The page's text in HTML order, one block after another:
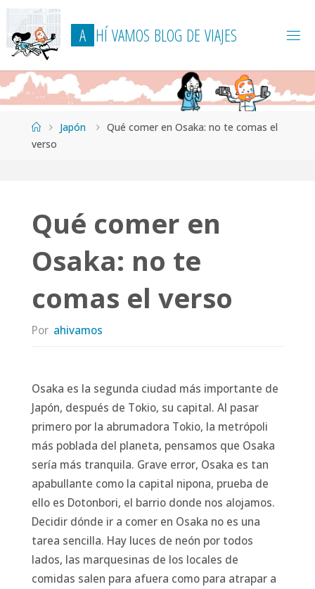
Saltar
contenido
A HÍVAMOS BLOG DE VIAJES
Página
de
Japón
Qué comer en Osaka: no te comas el
verso
Qué comer en
Osaka: no te
comas el verso
Por ahivamos
Osaka es la segunda ciudad más importante de
Japón, después de Tokio, su capital. Al pasar
primero por la abrumadora Tokio, la metrópoli
más poblada del planeta, pensamos que Osaka
sería más tranquila. Grave error, Osaka es tan
apabullante como la capital nipona, prueba de
ello es Dotonbori, el barrio donde nos alojamos.
Decidir dónde ir a comer en Osaka no es una
tarea sencilla. Hay luces de neón por todos
lados, las marquesinas de los locales de
comidas salen para afuera como para atrapar a